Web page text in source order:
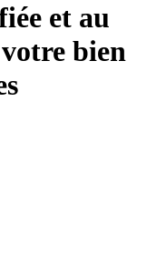
et au
bien